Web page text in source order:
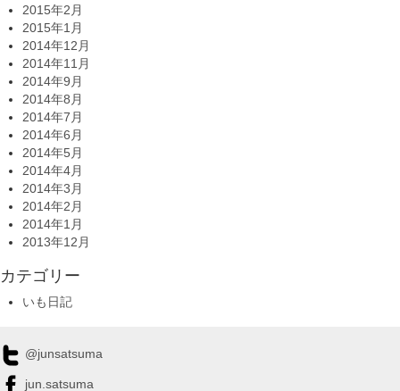
2015年2月
2015年1月
2014年12月
2014年11月
2014年9月
2014年8月
2014年7月
2014年6月
2014年5月
2014年4月
2014年3月
2014年2月
2014年1月
2013年12月
カテゴリー
いも日記
@junsatsuma
jun.satsuma